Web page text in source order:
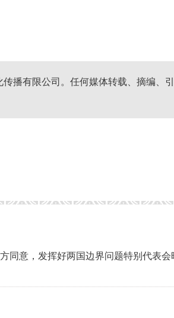
播有限公司。任何媒体转载、摘编、引
同意，发挥好两国边界问题特别代表会